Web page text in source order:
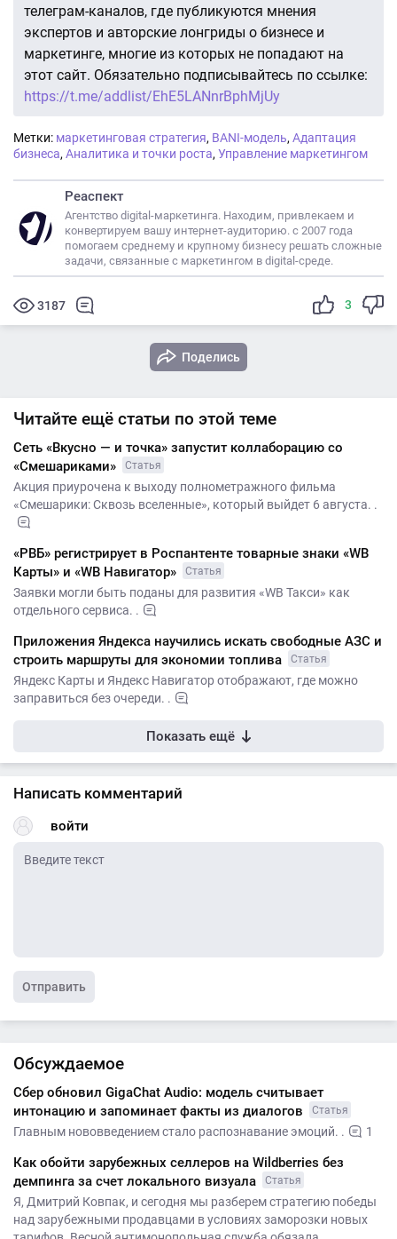
телеграм-каналов, где публикуются мнения
экспертов и авторские лонгриды о бизнесе и
маркетинге, многие из которых не попадают на
этот сайт. Обязательно подписывайтесь по ссылке:
https://t.me/addlist/EhE5LANnrBphMjUy
Метки: маркетинговая стратегия, BANI-модель, Адаптация
бизнеса, Аналитика и точки роста, Управление маркетингом
Реаспект
Агентство digital-маркетинга. Находим, привлекаем и
конвертируем вашу интернет-аудиторию. с 2007 года
помогаем среднему и крупному бизнесу решать сложные
задачи, связанные с маркетингом в digital-среде.
3187 3
Поделись
Читайте ещё статьи по этой теме
Сеть «Вкусно — и точка» запустит коллаборацию со
«Смешариками»
Статья
Акция приурочена к выходу полнометражного фильма
«Смешарики: Сквозь вселенные», который выйдет 6 августа. .
«РВБ» регистрирует в Роспантенте товарные знаки «WB
Карты» и «WB Навигатор»
Статья
Заявки могли быть поданы для развития «WB Такси» как
отдельного сервиса. .
Приложения Яндекса научились искать свободные АЗС и
строить маршруты для экономии топлива
Статья
Яндекс Карты и Яндекс Навигатор отображают, где можно
заправиться без очереди. .
Показать ещё
Написать комментарий
войти
Отправить
Обсуждаемое
Сбер обновил GigaChat Audio: модель считывает
интонацию и запоминает факты из диалогов
Статья
Главным нововведением стало распознавание эмоций. . 1
Как обойти зарубежных селлеров на Wildberries без
демпинга за счет локального визуала
Статья
Я, Дмитрий Ковпак, и сегодня мы разберем стратегию победы
над зарубежными продавцами в условиях заморозки новых